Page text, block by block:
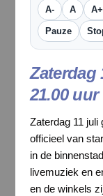
A- A A+
Pauze
Zaterdag
21.00 uur
Zaterdag 11 juli
officieel van
in de
livemuziek en
en de winkels